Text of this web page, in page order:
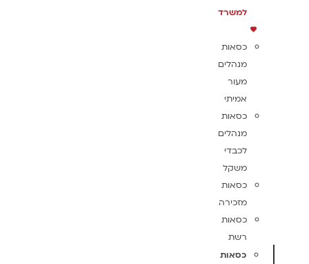
למשרד
כסאות
מנהלים
מעור
אמיתי
כסאות
מנהלים
לכבדי
משקל
כסאות
מזכירה
כסאות
רשת
כסאות